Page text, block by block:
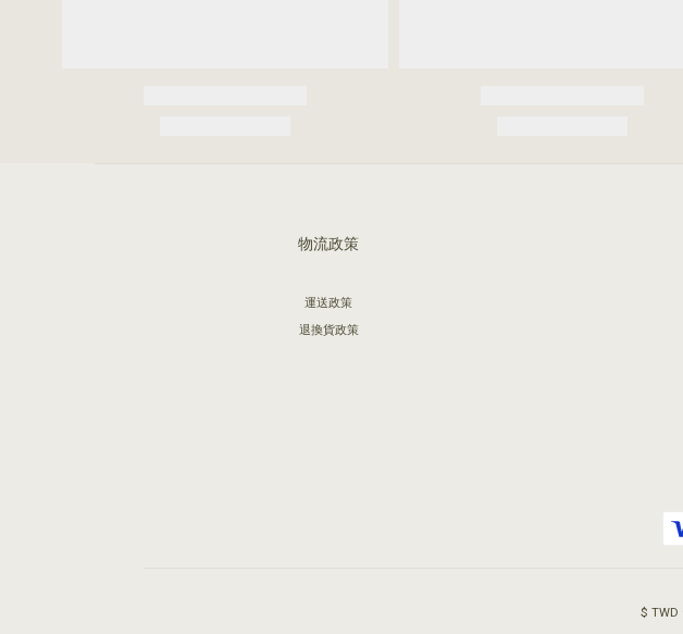
物流政策
運送政策
退換貨政策
$ TWD